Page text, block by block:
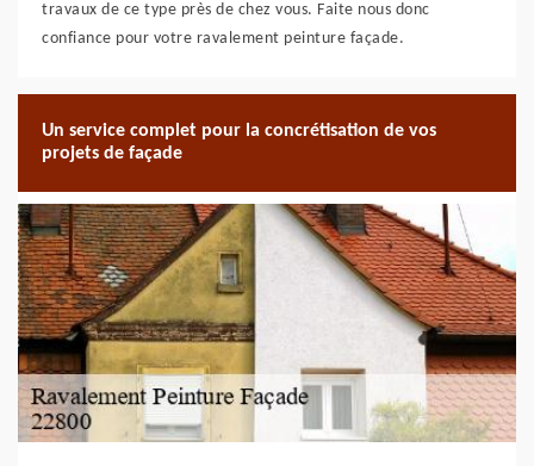
travaux de ce type près de chez vous. Faite nous donc
confiance pour votre ravalement peinture façade.
Un service complet pour la concrétisation de vos
projets de façade